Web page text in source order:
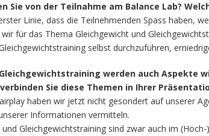
Sie von der Teilnahme am Balance Lab?
Linie, dass die Teilnehmenden Spass haben,
für das Thema Gleichgewicht und
selbst durchzuführen,
werden auch Aspekte
Sie diese Themen in Ihrer
haben wir jetzt nicht gesondert auf unserer
Informationen vermitteln.
und Gleichgewichtstraining sind zwar auch im